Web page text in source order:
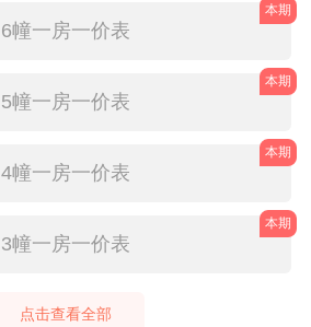
6幢一房一价表
本期
5幢一房一价表
本期
4幢一房一价表
本期
3幢一房一价表
本期
点击查看全部